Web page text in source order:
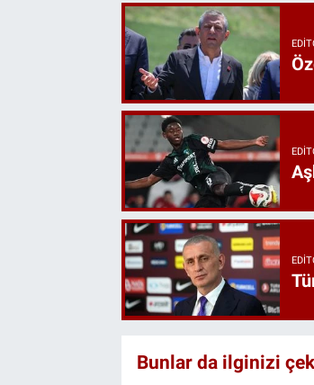
Bunlar da ilginizi